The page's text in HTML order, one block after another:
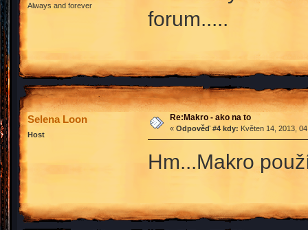
Always and forever
forum.....
Selena Loon
Host
Re:Makro - ako na to
« Odpověď #4 kdy: Květen 14, 2013,
Hm...Makro